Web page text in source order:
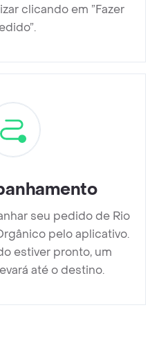
clicando em ”Fazer
seu pedido de Rio
pelo aplicativo.
estiver pronto, um
até o destino.